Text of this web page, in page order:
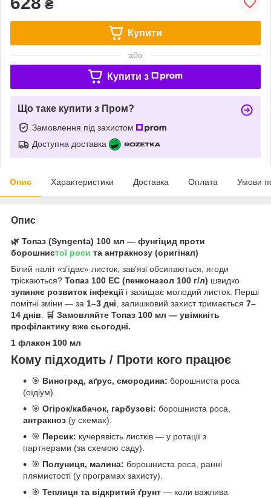
₴
Купити
або
Купити з
Що таке купити з Пром?
Замовлення під захистом
Доступна доставка
Опис Характеристики Доставка Оплата Умови
Опис
🌿 Топаз (Syngenta) 100 мл — фунгіцид проти
борошнистої роси та антракнозу (оригінал)
Білий наліт «з’їдає» листок, зав’язі обсипаються, ягоди
тріскаються? Топаз 100 EC (пенконазол 100 г/л) швидко
зупиняє розвиток інфекціїі захищає молодий листок. Перші
помітні зміни — за 1–3 дні , залишковий захист тримається 7–
14 днів
🛒 Замовляйте Топаз 100 мл — увімкніть
профілактику вже сьогодні.
1 флакон 100 мл
Кому підходить / Проти кого працює
🎯 Виноград, аґрус, смородина: борошниста роса
(оїдіум).
🎯 Огірок/кабачок, гарбузові: борошниста роса,
антракноз (у схемах).
🎯 Персик: кучерявість листків — у ротації з
партнерами (за схемою саду).
🎯 Полуниця, малина: борошниста роса, ранні
плямистості (у програмах захисту).
🎯 Теплиця та відкритий ґрунт — коли важлива